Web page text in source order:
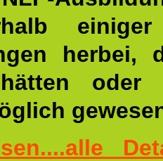
einiger
herbei,
oder